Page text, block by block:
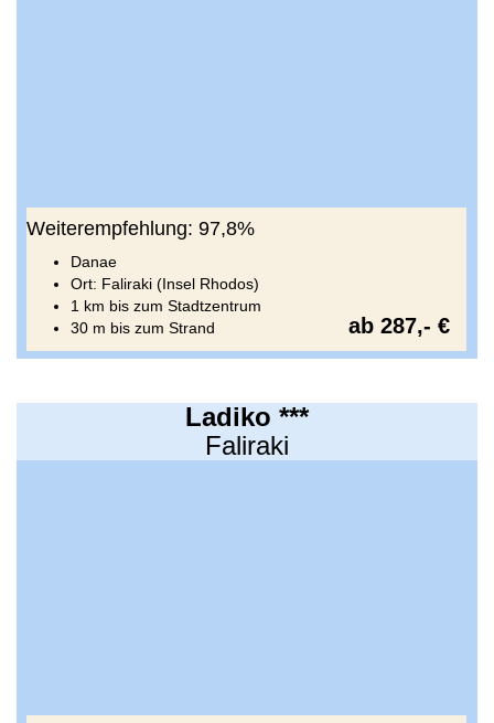
Weiterempfehlung: 97,8%
Danae
Ort: Faliraki (Insel Rhodos)
1 km bis zum Stadtzentrum
30 m bis zum Strand
ab 287,- €
Ladiko ***
Faliraki